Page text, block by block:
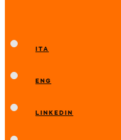
ITA
ENG
LINKEDIN